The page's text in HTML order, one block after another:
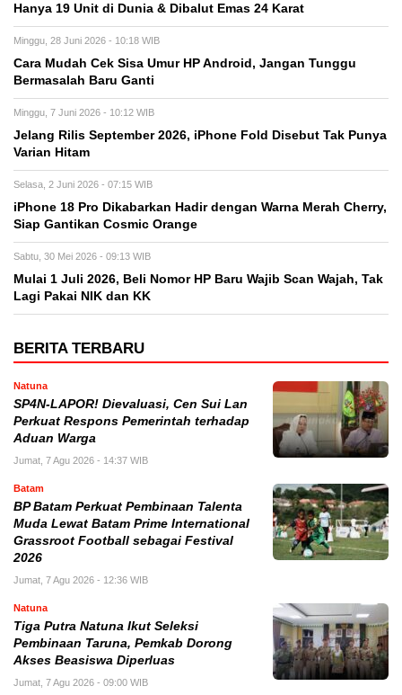
Hanya 19 Unit di Dunia & Dibalut Emas 24 Karat
Minggu, 28 Juni 2026 - 10:18 WIB
Cara Mudah Cek Sisa Umur HP Android, Jangan Tunggu
Bermasalah Baru Ganti
Minggu, 7 Juni 2026 - 10:12 WIB
Jelang Rilis September 2026, iPhone Fold Disebut Tak Punya
Varian Hitam
Selasa, 2 Juni 2026 - 07:15 WIB
iPhone 18 Pro Dikabarkan Hadir dengan Warna Merah Cherry,
Siap Gantikan Cosmic Orange
Sabtu, 30 Mei 2026 - 09:13 WIB
Mulai 1 Juli 2026, Beli Nomor HP Baru Wajib Scan Wajah, Tak
Lagi Pakai NIK dan KK
BERITA TERBARU
Natuna
SP4N-LAPOR! Dievaluasi, Cen Sui Lan
Perkuat Respons Pemerintah terhadap
Aduan Warga
Jumat, 7 Agu 2026 - 14:37 WIB
Batam
BP Batam Perkuat Pembinaan Talenta
Muda Lewat Batam Prime International
Grassroot Football sebagai Festival
2026
Jumat, 7 Agu 2026 - 12:36 WIB
Natuna
Tiga Putra Natuna Ikut Seleksi
Pembinaan Taruna, Pemkab Dorong
Akses Beasiswa Diperluas
Jumat, 7 Agu 2026 - 09:00 WIB